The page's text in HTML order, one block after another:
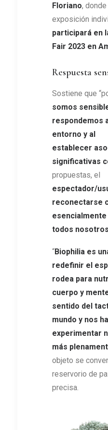
Floriano,
exposición
participará en
Fair 2023 en
Respuesta
Sostiene que
somos
respondemos
entorno y al
establecer
significativas
propuestas, el
espectador/
reconectarse
todos nosotros
“Biophilia es
redefinir el
rodea para
cuerpo y
sentido del
mundo y nos
experimentar
más
objeto se
reservorio de
precisa.